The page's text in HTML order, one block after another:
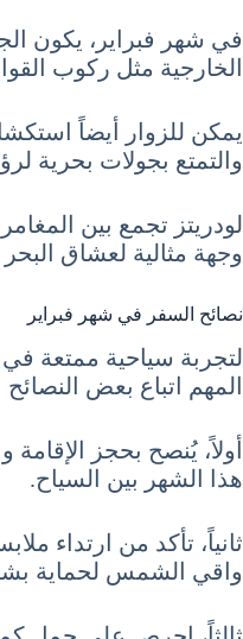
في شهر فبراير، يكون
الخارجية مثل ركوب
يمكن للزوار أيضاً
والتمتع بجولات بحرية
لودريتز تجمع بين
وجهة مثالية لعشاق
نصائح السفر في شهر فبراير
لتجربة سياحية ممتعة في
المهم اتباع بعض النصائح
أولاً، يُنصح بحجز
هذا الشهر بين السياح.
ثانياً، تأكد من ارتداء
واقي الشمس لحماية